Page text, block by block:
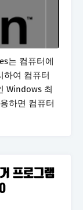
는 컴퓨터에
하여 컴퓨터
Windows 최
하면 컴퓨터
프로그램